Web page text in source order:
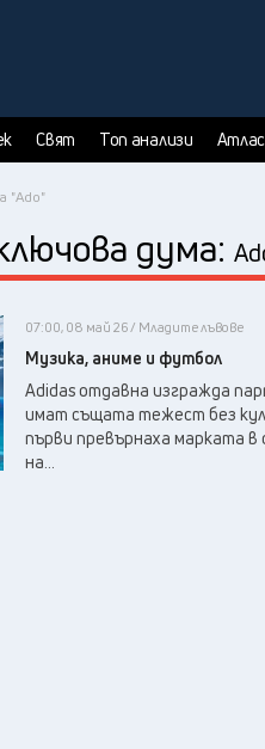
Свят Топ анализи Атлас
"Ado"
дума:
07:00, 08 май 26 / Младите лъвове
Музика, аниме и футбол
Adidas отдавна изгражда
имат същата тежест без
първи превърнаха марката
на...